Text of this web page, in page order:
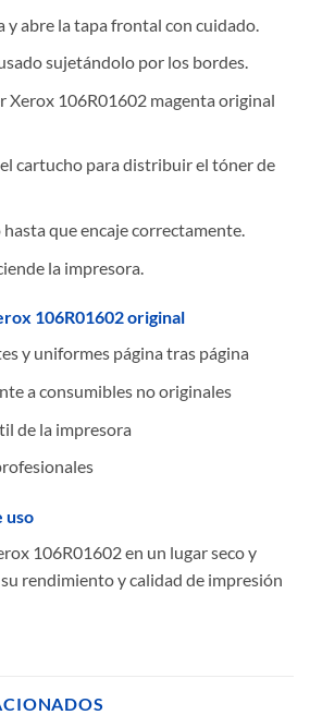
y abre la tapa frontal con cuidado.
sujetándolo por los bordes.
Xerox 106R01602 magenta original
cartucho para distribuir el tóner de
que encaje correctamente.
la impresora.
106R01602 original
y uniformes página tras página
a consumibles no originales
de la impresora
uso
106R01602 en un lugar seco y
rendimiento y calidad de impresión